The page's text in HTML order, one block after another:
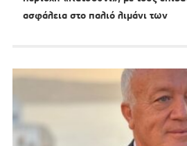
ασφάλεια στο παλιό λιμάνι των